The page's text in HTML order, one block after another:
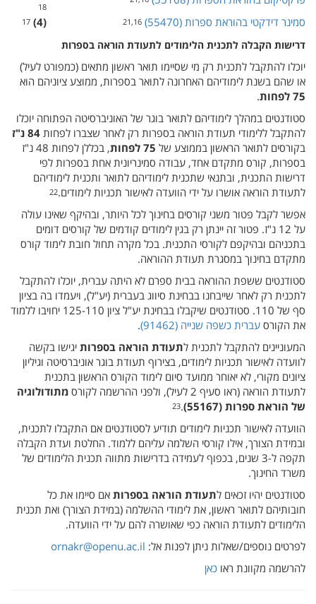
18
סמינר דידקטי בהוראת ספרות (‏ 55470‎)‏ 21,16
(‏ 4‎)‏
17
דרישות הקבלה לתכנית הלימודים לתעודת הוראה בספרות
יוכלו להתקבל לתכנית רק מי שסיימו תואר ראשון מתאים (‏ כמפורט לעיל‎)‏
או שהם בשנת לימודיהם האחרונה לתואר בספרות, ממוצע ציוניהם הוא
75 לפחות
.
סטודנטים במהלך לימודיהם לתואר בוגר של האוניברסיטה הפתוחה יוכלו
להתקבל ללימודי תעודת הוראה בספרות רק לאחר שצברו לפחות 84 נ"ז
בקורסים לתואר הראשון בממוצע של 75 לפחות
, בכללן לפחות 48 נ"ז
בספרות, קורס מתקדם אחד, עבודה סמינריונית אחת בספרות לפי
דרישות התכנית, ובתנאי שתכנית לימודיהם לתואר ותכנית לימודיהם
לתעודת הוראה אושרו על ידי הוועדה לאישור תכניות לימודים.22
אפשר לקבל פטור משני קורסים בחינוך לכל היותר, ובהיקף שאינו עולה
על 12 נ"ז. פטור זה יינתן רק בגין לימודים קודמים של קורסים דומים
בתכניהם ובהיקפם לקורסי התכנית. בכל מקרה תחול חובת לימוד קורס
מתקדם בחינוך במסגרת תעודת ההוראה.
סטודנטים ששפת ההוראה בבית ספרם לא היתה עברית, יוכלו להתקבל
לתכנית רק לאחר שייבחנו בבחינת סיווג בעברית (‏ יע"ל‎)‏, ויעמדו בה בציון
סף של 110. סטודנטים שיקבלו בבחינת יע"ל ציון 125-110 יחויבו ללמוד
את הקורס עברית כשפה שנייה (‏ 91462‎)‏
.
המעוניינים להתקבל לתכנית לתעודת הוראה בספרות יגישו בקשה
לוועדה לאישור תכניות לימודים, בצירוף תעודת בוגר אוניברסיטה וגיליון
ציונים מקורי, לא יאוחר ממועד סיום לימוד הקורס הראשון בתכנית
לתעודת הוראה (‏ ראו סעיף 2 לעיל‎)‏, ולפני ההרשמה לקורס
מתודולוגיה
של הוראת ספרות (‏55167
.
23
הוועדה לאישור תכניות לימודים תודיע לסטודנטים אם התקבלו לתכנית,
ובמידת הצורך, אילו קורסי השלמה עליהם ללמוד. החלטת ועדת הקבלה
תקפה ל-3 שנים, בכפוף לעמידה בדרישות מתווה תכנית הלימודים של
משרד החינוך.
סטודנטים יהיו זכאים לתעודת הוראה בספרות אם סיימו את כל
חובותיהם לתואר ראשון, את לימודי ההשלמה (‏ במידת הצורך‎)‏ ואת תכנית
הלימודים לתעודת הוראה כפי שאושרה להם על ידי הוועדה.
לפרטים נוספים/שאלות ניתן לפנות אל: ornakr@openu.ac.il
להרשמה מקוונת ראו כאן